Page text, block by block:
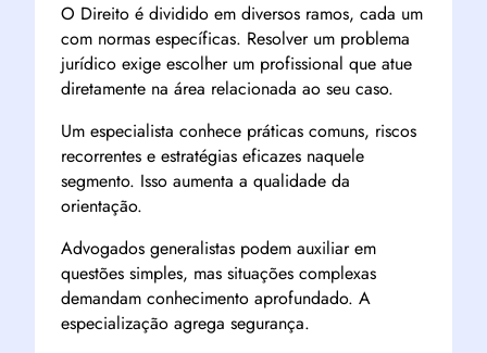
O Direito é dividido em diversos ramos, cada um
com normas específicas. Resolver um problema
jurídico exige escolher um profissional que atue
diretamente na área relacionada ao seu caso.
Um especialista conhece práticas comuns, riscos
recorrentes e estratégias eficazes naquele
segmento. Isso aumenta a qualidade da
orientação.
Advogados generalistas podem auxiliar em
questões simples, mas situações complexas
demandam conhecimento aprofundado. A
especialização agrega segurança.